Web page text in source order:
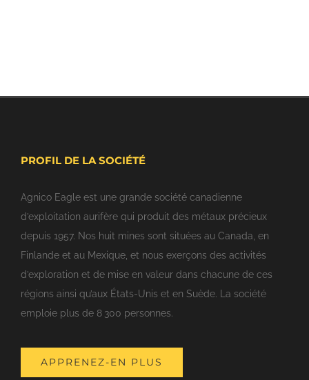
PROFIL DE LA SOCIÉTÉ
Agnico Eagle est une grande société canadienne
d’exploitation aurifère qui produit des métaux précieux
depuis 1957. Nos huit mines sont situées au Canada, en
Finlande et au Mexique, et nous exerçons des activités
d’exploration et de mise en valeur dans chacune de ces
régions ainsi qu’aux États-Unis et en Suède. La société
emploie plus de 8 300 personnes.
APPRENEZ-EN PLUS